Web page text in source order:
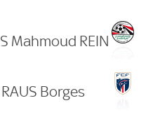
Mahmoud REIN
Borges